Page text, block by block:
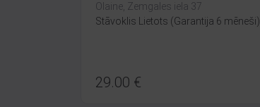
Olaine, Zemgales iela 37
Stāvoklis Lietots (Garantija 6 mēneši)
29.00 €